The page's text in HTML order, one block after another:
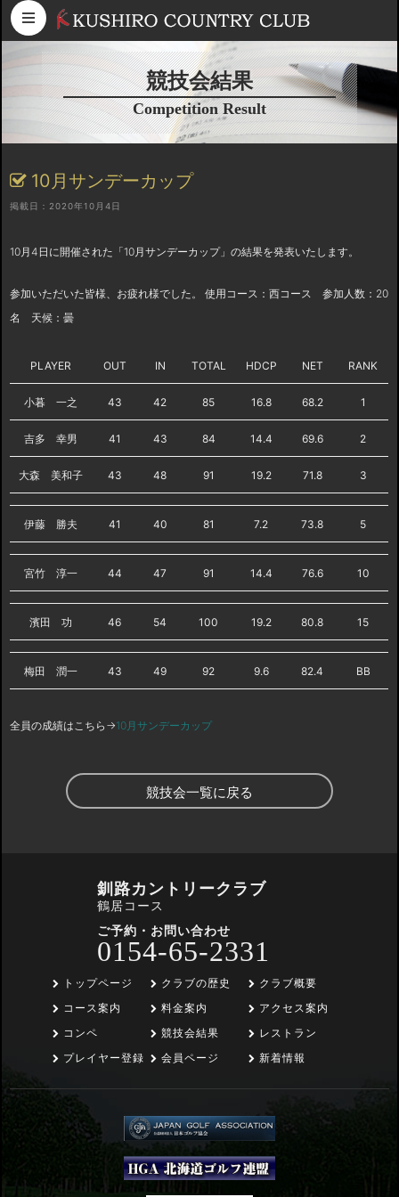
コンテンツへスキップ
競技会結果
Competition Result
10月サンデーカップ
掲載日：2020年10月4日
10月4日に開催された「10月サンデーカップ」の結果を発表いたします。
参加いただいた皆様、お疲れ様でした。 使用コース：西コース 参加人数：20
名 天候：曇
PLAYER OUT IN TOTAL HDCP NET RANK
小暮 一之 43 42 85 16.8 68.2 1
吉多 幸男 41 43 84 14.4 69.6 2
大森 美和子 43 48 91 19.2 71.8 3
伊藤 勝夫 41 40 81 7.2 73.8 5
宮竹 淳一 44 47 91 14.4 76.6 10
濱田 功 46 54 100 19.2 80.8 15
梅田 潤一 43 49 92 9.6 82.4 BB
全員の成績はこちら→10月サンデーカップ
競技会一覧に戻る
釧路カントリークラブ
鶴居コース
ご予約・お問い合わせ
0154-65-2331
トップページ
コース案内
コンペ
プレイヤー登録
クラブの歴史
料金案内
競技会結果
会員ページ
クラブ概要
アクセス案内
レストラン
新着情報